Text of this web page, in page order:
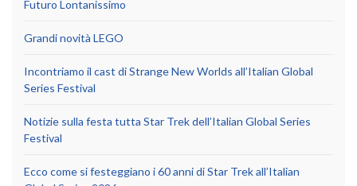
Futuro Lontanissimo
Grandi novità LEGO
Incontriamo il cast di Strange New Worlds all’Italian Global
Series Festival
Notizie sulla festa tutta Star Trek dell’Italian Global Series
Festival
Ecco come si festeggiano i 60 anni di Star Trek all’Italian